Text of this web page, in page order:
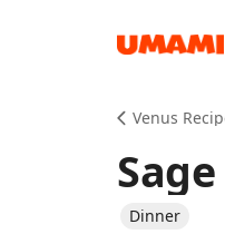
Venus
Dinner